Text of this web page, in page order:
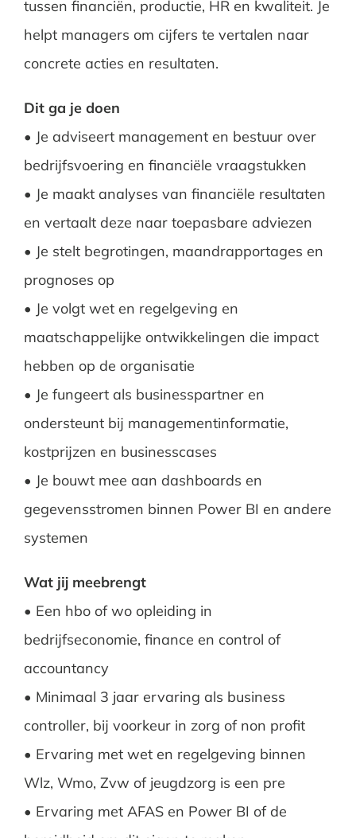
tussen financiën, productie, HR en kwaliteit. Je
helpt managers om cijfers te vertalen naar
concrete acties en resultaten.
Dit ga je doen
• Je adviseert management en bestuur over
bedrijfsvoering en financiële vraagstukken
• Je maakt analyses van financiële resultaten
en vertaalt deze naar toepasbare adviezen
• Je stelt begrotingen, maandrapportages en
prognoses op
• Je volgt wet en regelgeving en
maatschappelijke ontwikkelingen die impact
hebben op de organisatie
• Je fungeert als businesspartner en
ondersteunt bij managementinformatie,
kostprijzen en businesscases
• Je bouwt mee aan dashboards en
gegevensstromen binnen Power BI en andere
systemen
Wat jij meebrengt
• Een hbo of wo opleiding in
bedrijfseconomie, finance en control of
accountancy
• Minimaal 3 jaar ervaring als business
controller, bij voorkeur in zorg of non profit
• Ervaring met wet en regelgeving binnen
Wlz, Wmo, Zvw of jeugdzorg is een pre
• Ervaring met AFAS en Power BI of de